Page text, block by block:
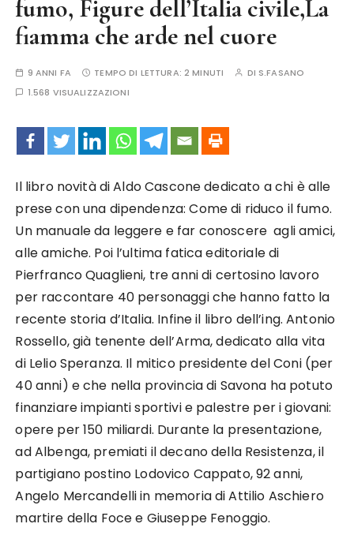
fumo, Figure dell’Italia civile,La
fiamma che arde nel cuore
9 ANNI FA TEMPO DI LETTURA:2 MINUTI DI S.FASANO
1.568 VISUALIZZAZIONI
Il libro novità di Aldo Cascone dedicato a chi è alle
prese con una dipendenza: Come di riduco il fumo.
Un manuale da leggere e far conoscere agli amici,
alle amiche. Poi l’ultima fatica editoriale di
Pierfranco Quaglieni, tre anni di certosino lavoro
per raccontare 40 personaggi che hanno fatto la
recente storia d’Italia. Infine il libro dell’ing. Antonio
Rossello, già tenente dell’Arma, dedicato alla vita
di Lelio Speranza. Il mitico presidente del Coni (per
40 anni) e che nella provincia di Savona ha potuto
finanziare impianti sportivi e palestre per i giovani:
opere per 150 miliardi. Durante la presentazione,
ad Albenga, premiati il decano della Resistenza, il
partigiano postino Lodovico Cappato, 92 anni,
Angelo Mercandelli in memoria di Attilio Aschiero
martire della Foce e Giuseppe Fenoggio.